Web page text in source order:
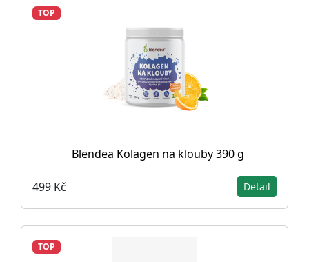
TOP
Blendea Kolagen na klouby 390 g
499 Kč Detail
TOP